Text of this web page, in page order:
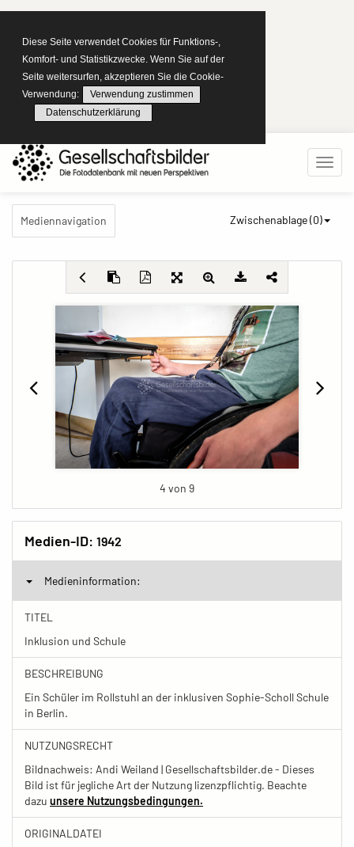
Diese Seite verwendet Cookies für Funktions-,
Komfort- und Statistikzwecke. Wenn Sie auf der
Seite weitersurfen, akzeptieren Sie die Cookie-
Verwendung:
Verwendung zustimmen
Datenschutzerklärung
Mediennavigation Zwischenablage (0)
4 von 9
Medien-ID: 1942
Medieninformation:
TITEL
Inklusion und Schule
BESCHREIBUNG
Ein Schüler im Rollstuhl an der inklusiven Sophie-Scholl Schule
in Berlin.
NUTZUNGSRECHT
Bildnachweis: Andi Weiland | Gesellschaftsbilder.de - Dieses
Bild ist für jegliche Art der Nutzung lizenzpflichtig. Beachte
dazu unsere Nutzungsbedingungen.
ORIGINALDATEI